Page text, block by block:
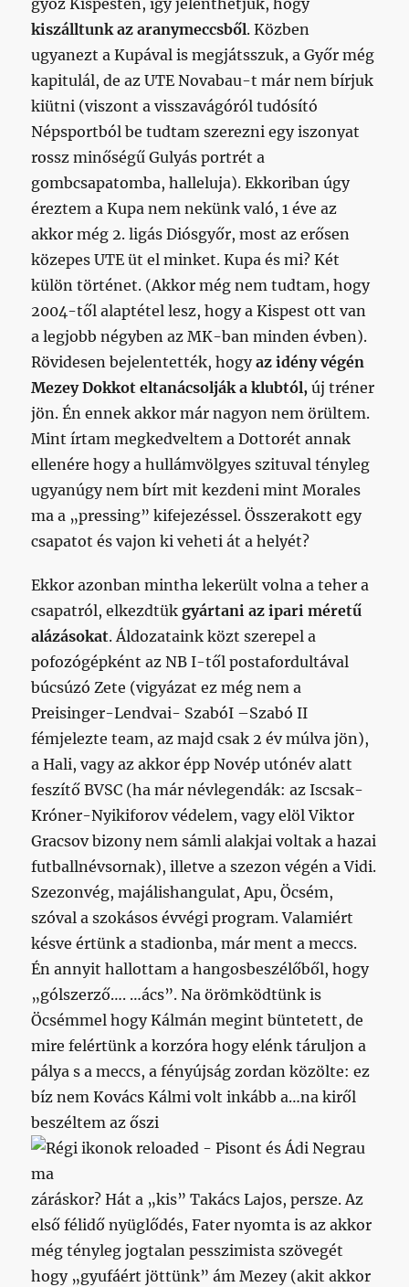
győz Kispesten, így jelenthetjük, hogy
kiszálltunk az aranymeccsből. Közben
ugyanezt a Kupával is megjátsszuk, a Győr még
kapitulál, de az UTE Novabau-t már nem bírjuk
kiütni (viszont a visszavágóról tudósító
Népsportból be tudtam szerezni egy iszonyat
rossz minőségű Gulyás portrét a
gombcsapatomba, halleluja). Ekkoriban úgy
éreztem a Kupa nem nekünk való, 1 éve az
akkor még 2. ligás Diósgyőr, most az erősen
közepes UTE üt el minket. Kupa és mi? Két
külön történet. (Akkor még nem tudtam, hogy
2004-től alaptétel lesz, hogy a Kispest ott van
a legjobb négyben az MK-ban minden évben).
Rövidesen bejelentették, hogyaz idény végén
Mezey Dokkot eltanácsolják a klubtól, új tréner
jön. Én ennek akkor már nagyon nem örültem.
Mint írtam megkedveltem a Dottorét annak
ellenére hogy a hullámvölgyes szituval tényleg
ugyanúgy nem bírt mit kezdeni mint Morales
ma a „pressing” kifejezéssel. Összerakott egy
csapatot és vajon ki veheti át a helyét?
Ekkor azonban mintha lekerült volna a teher a
csapatról, elkezdtükgyártani az ipari méretű
alázásokat. Áldozataink közt szerepel a
pofozógépként az NB I-től postafordultával
búcsúzó Zete (vigyázat ez még nem a
Preisinger-Lendvai- SzabóI –Szabó II
fémjelezte team, az majd csak 2 év múlva jön),
a Hali, vagy az akkor épp Novép utónév alatt
feszítő BVSC (ha már névlegendák: az Iscsak-
Króner-Nyikiforov védelem, vagy elöl Viktor
Gracsov bizony nem sámli alakjai voltak a hazai
futballnévsornak), illetve a szezon végén a Vidi.
Szezonvég, majálishangulat, Apu, Öcsém,
szóval a szokásos évvégi program. Valamiért
késve értünk a stadionba, már ment a meccs.
Én annyit hallottam a hangosbeszélőből, hogy
„gólszerző…. …ács”. Na örömködtünk is
Öcsémmel hogy Kálmán megint büntetett, de
mire felértünk a korzóra hogy elénk táruljon a
pálya s a meccs, a fényújság zordan közölte: ez
bíz nem Kovács Kálmi volt inkább a…na kiről
beszéltem az őszi
záráskor? Hát a „kis” Takács Lajos, persze. Az
első félidő nyüglődés, Fater nyomta is az akkor
még tényleg jogtalan pesszimista szövegét
hogy „gyufáért jöttünk” ám Mezey (akit akkor